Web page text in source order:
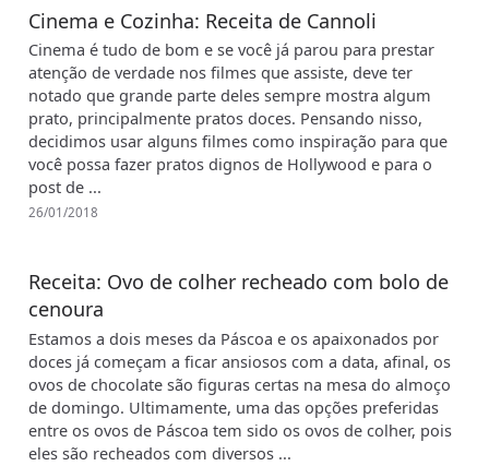
Cinema e Cozinha: Receita de Cannoli
Cinema é tudo de bom e se você já parou para prestar
atenção de verdade nos filmes que assiste, deve ter
notado que grande parte deles sempre mostra algum
prato, principalmente pratos doces. Pensando nisso,
decidimos usar alguns filmes como inspiração para que
você possa fazer pratos dignos de Hollywood e para o
post de ...
26/01/2018
Receita: Ovo de colher recheado com bolo de
cenoura
Estamos a dois meses da Páscoa e os apaixonados por
doces já começam a ficar ansiosos com a data, afinal, os
ovos de chocolate são figuras certas na mesa do almoço
de domingo. Ultimamente, uma das opções preferidas
entre os ovos de Páscoa tem sido os ovos de colher, pois
eles são recheados com diversos ...